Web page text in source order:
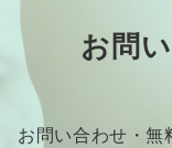
お問
お問い合わせ・無